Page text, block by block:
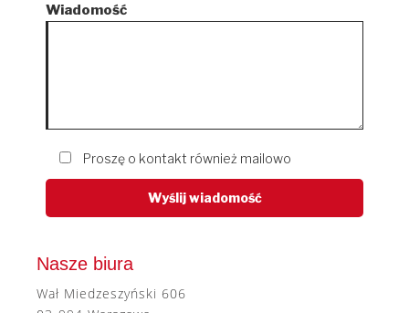
Wiadomość
Proszę o kontakt również mailowo
Nasze biura
Wał Miedzeszyński 606